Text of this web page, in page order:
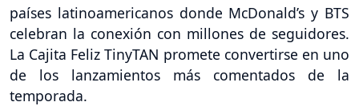
países latinoamericanos donde McDonald’s y BTS
celebran la conexión con millones de seguidores.
La Cajita Feliz TinyTAN promete convertirse en uno
de los lanzamientos más comentados de la
temporada.